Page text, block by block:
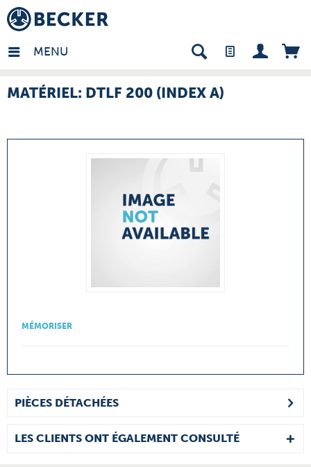
MENU
- FR
MATÉRIEL: DTLF 200 (INDEX A)
MÉMORISER
PIÈCES DÉTACHÉES
LES CLIENTS ONT ÉGALEMENT CONSULTÉ